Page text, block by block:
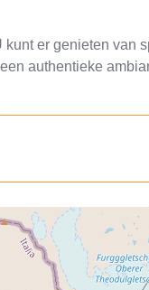
er genieten van
authentieke